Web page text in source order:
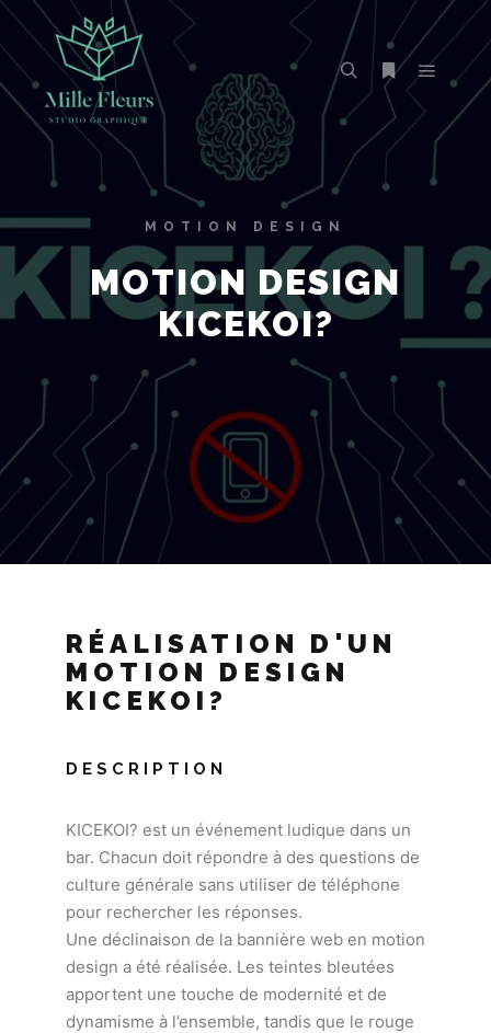
MOTION DESIGN
MOTION DESIGN
KICEKOI?
RÉALISATION D'UN
MOTION DESIGN
KICEKOI?
DESCRIPTION
KICEKOI? est un événement ludique dans un
bar. Chacun doit répondre à des questions de
culture générale sans utiliser de téléphone
pour rechercher les réponses.
Une déclinaison de la bannière web en motion
design a été réalisée. Les teintes bleutées
apportent une touche de modernité et de
dynamisme à l’ensemble, tandis que le rouge